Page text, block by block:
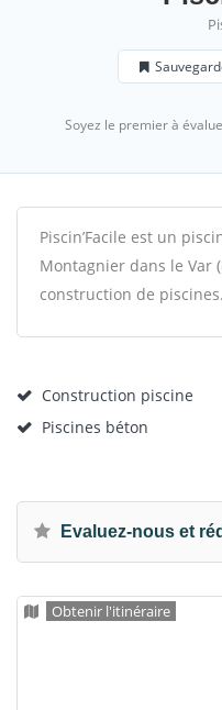
Soyez le premier à
Piscin’Facile est un
Montagnier dans le Var
construction de piscines.
Construction piscine
Piscines béton
Evaluez-nous et
Obtenir l'itinéraire